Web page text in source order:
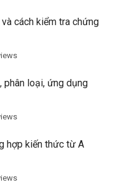
cách kiểm tra chứng
phân loại, ứng dụng
hợp kiến thức từ A